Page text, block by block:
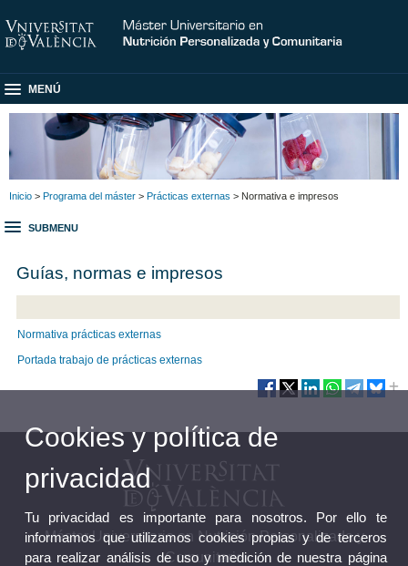
MENÚ
Inicio > Programa del máster > Prácticas externas > Normativa e impresos
SUBMENU
Guías, normas e impresos
Normativa prácticas externas
Portada trabajo de prácticas externas
Máster Universitario en Nutrición Personalizada y
Comunitaria
Cookies y política de
privacidad
Tu privacidad es importante para nosotros. Por ello te
informamos que utilizamos cookies propias y de terceros
para realizar análisis de uso y medición de nuestra página